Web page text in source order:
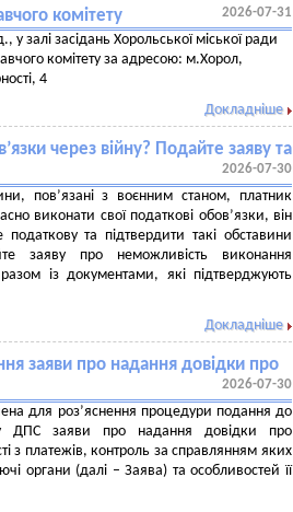
комітету 2026-07-31
залі засідань Хорольської міської ради
комітету за адресою: м.Хорол,
4
Докладніше
через війну? Подайте заяву та
2026-07-30
пов’язані з воєнним станом, платник
виконати свої податкові обов’язки, він
та підтвердити такі обставини
заяву про неможливість виконання
разом із документами, які підтверджують
Докладніше
заяви про надання довідки про
2026-07-30
для роз’яснення процедури подання до
ДПС заяви про надання довідки про
з платежів, контроль за справлянням яких
органи (далі – Заява) та особливостей її